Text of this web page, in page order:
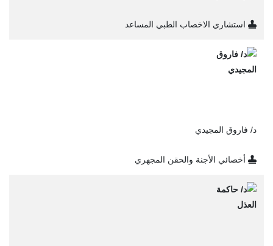
استشاري الاخصاب الطبي المساعد
د/ فاروق المجيدي
أخصائي الأجنة والحقن المجهري